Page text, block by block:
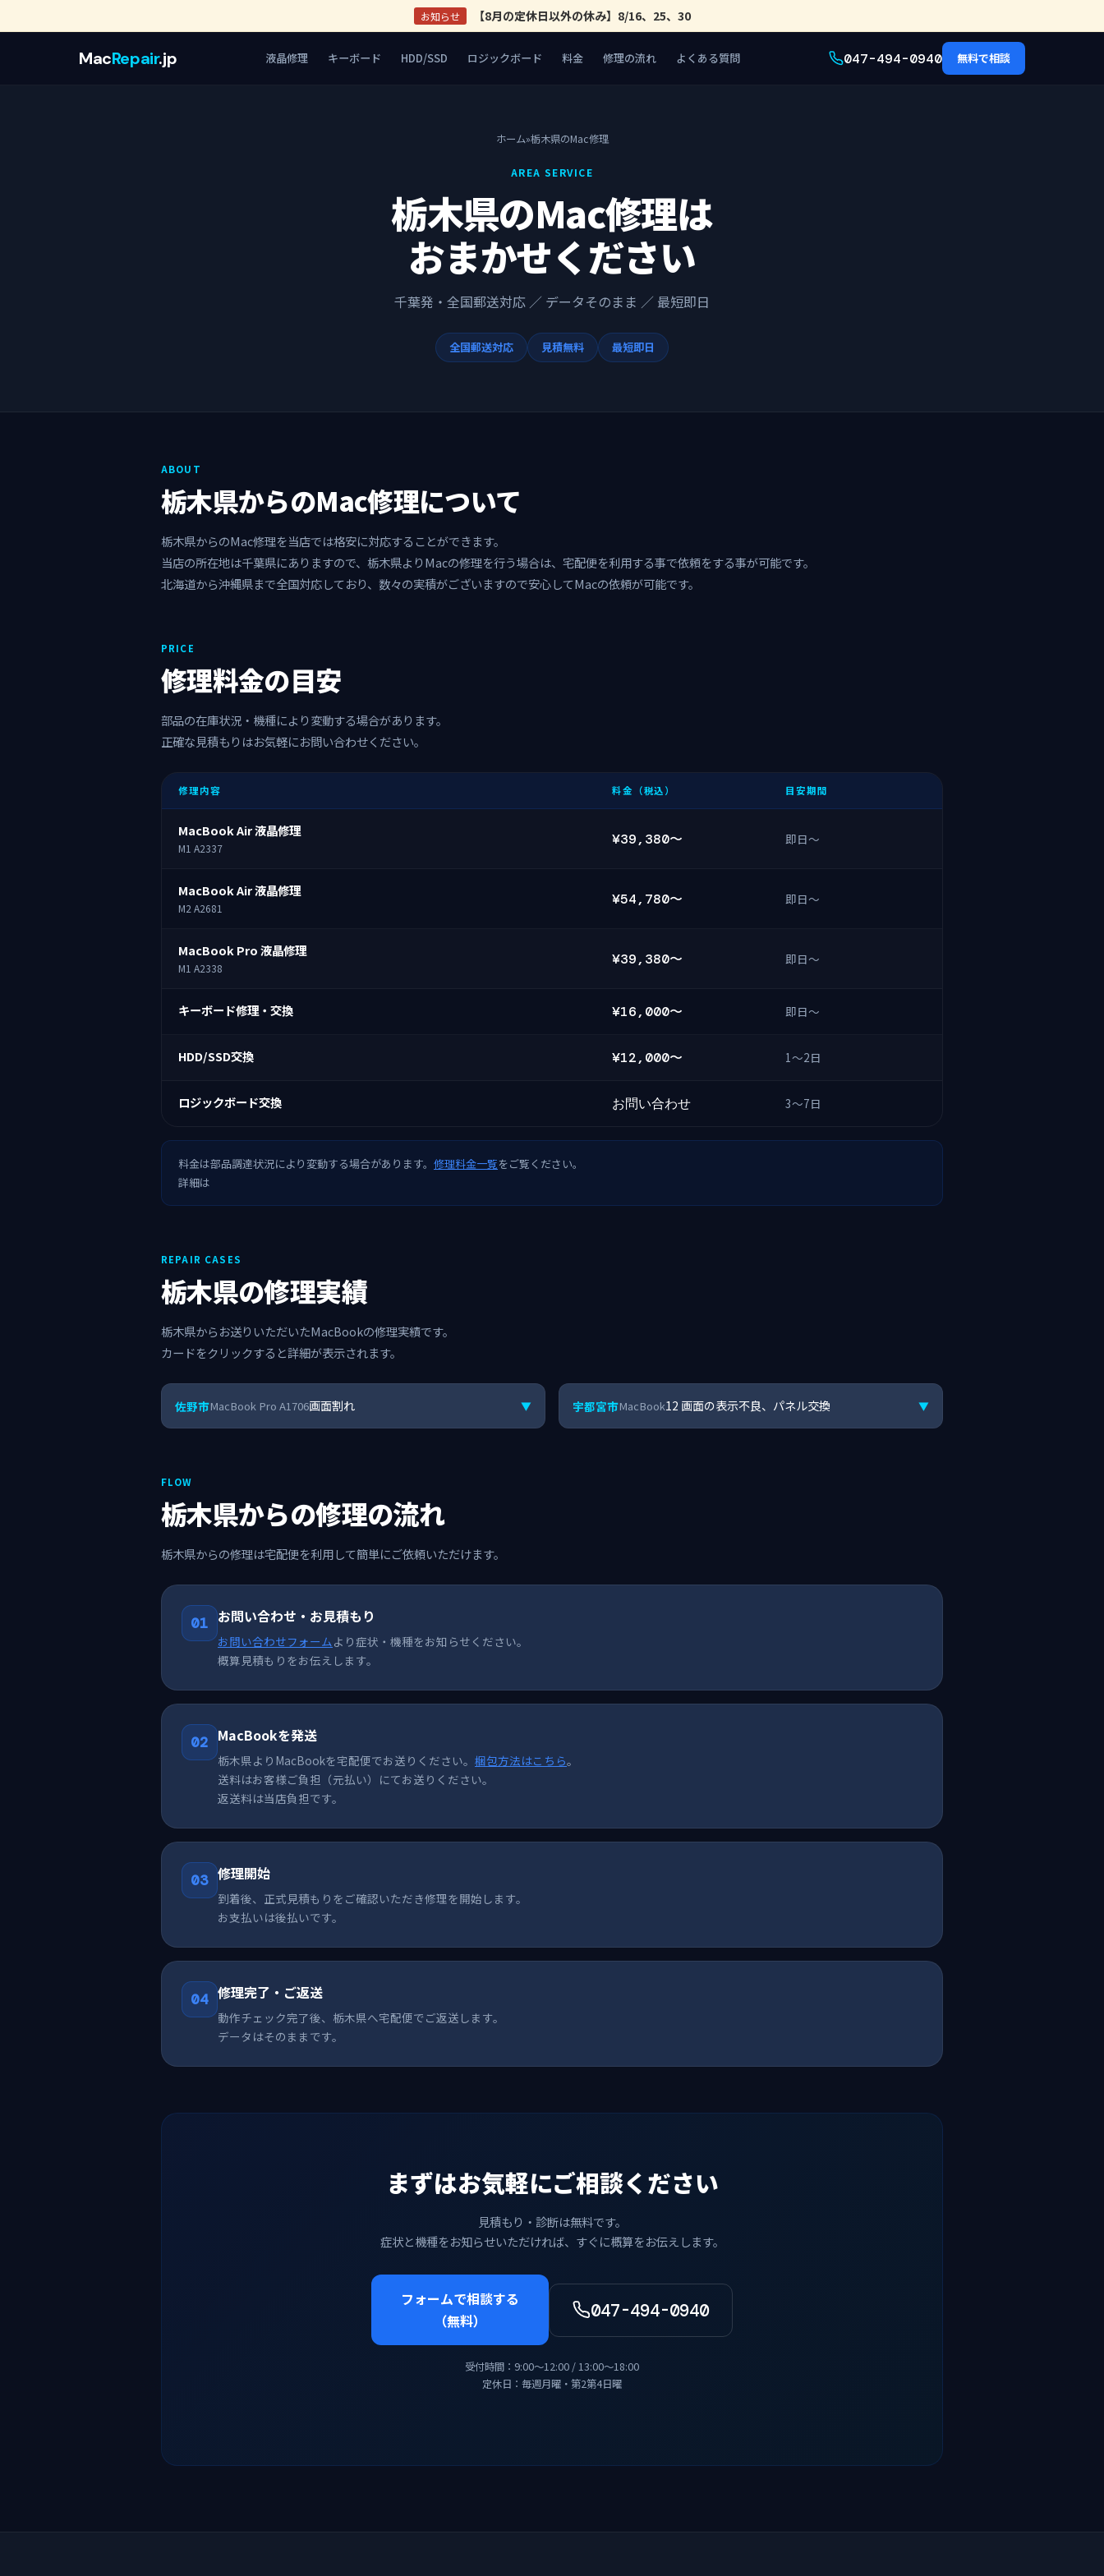
お知らせ 【8月の定休日以外の休み】8/16、25、30
MacRepair.jp 液晶修理 キーボード HDD/SSD ロジックボード 料金 修理の流れ よくある質問 047-494-0940 無料で相談
ホーム»栃木県のMac修理
AREA SERVICE
栃木県のMac修理は
おまかせください
千葉発・全国郵送対応 ／ データそのまま ／ 最短即日
全国郵送対応 見積無料 最短即日
ABOUT
栃木県からのMac修理について
栃木県からのMac修理を当店では格安に対応することができます。
当店の所在地は千葉県にありますので、栃木県よりMacの修理を行う場合は、宅配便を利用する事で依頼をする事が可能です。
北海道から沖縄県まで全国対応しており、数々の実積がございますので安心してMacの依頼が可能です。
PRICE
修理料金の目安
部品の在庫状況・機種により変動する場合があります。
正確な見積もりはお気軽にお問い合わせください。
修理内容 料金（税込） 目安期間
MacBook Air 液晶修理
M1 A2337
¥39,380〜 即日〜
MacBook Air 液晶修理
M2 A2681
¥54,780〜 即日〜
MacBook Pro 液晶修理
M1 A2338
¥39,380〜 即日〜
キーボード修理・交換 ¥16,000〜 即日〜
HDD/SSD交換 ¥12,000〜 1〜2日
ロジックボード交換 お問い合わせ 3〜7日
料金は部品調達状況により変動する場合があります。
詳細は
修理料金一覧をご覧ください。
REPAIR CASES
栃木県の修理実績
栃木県からお送りいただいたMacBookの修理実績です。
カードをクリックすると詳細が表示されます。
佐野市MacBook Pro A1706画面割れ ▼ 宇都宮市MacBook12 画面の表示不良、パネル交換 ▼
FLOW
栃木県からの修理の流れ
栃木県からの修理は宅配便を利用して簡単にご依頼いただけます。
01 お問い合わせ・お見積もり
お問い合わせフォームより症状・機種をお知らせください。
概算見積もりをお伝えします。
02 MacBookを発送
栃木県よりMacBookを宅配便でお送りください。 梱包方法はこちら。
送料はお客様ご負担（元払い）にてお送りください。
返送料は当店負担です。
03 修理開始
到着後、正式見積もりをご確認いただき修理を開始します。
お支払いは後払いです。
04 修理完了・ご返送
動作チェック完了後、栃木県へ宅配便でご返送します。
データはそのままです。
まずはお気軽にご相談ください
見積もり・診断は無料です。
症状と機種をお知らせいただければ、すぐに概算をお伝えします。
フォームで相談する
（無料）
047-494-0940
受付時間：9:00〜12:00 / 13:00〜18:00
定休日：毎週月曜・第2第4日曜